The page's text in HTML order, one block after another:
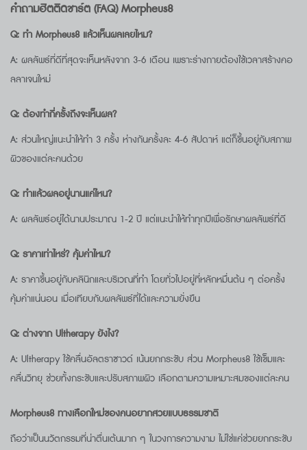
คำถามฮิตติดชาร์ต (FAQ) Morpheus8
Q: ทำ Morpheus8แล้วเห็นผลเลยไหม?
A: ผลลัพธ์ที่ดีที่สุดจะเห็นหลังจาก 3-6 เดือน เพราะร่างกายต้องใช้เวลาสร้างคอ
ลลาเจนใหม่
Q: ต้องทำกี่ครั้งถึงจะเห็นผล?
A: ส่วนใหญ่แนะนำให้ทำ 3 ครั้ง ห่างกันครั้งละ 4-6 สัปดาห์ แต่ก็ขึ้นอยู่กับสภาพ
ผิวของแต่ละคนด้วย
Q: ทำแล้วผลอยู่นานแค่ไหน?
A: ผลลัพธ์อยู่ได้นานประมาณ 1-2 ปี แต่แนะนำให้ทำทุกปีเพื่อรักษาผลลัพธ์ที่ดี
Q: ราคาเท่าไหร่? คุ้มค่าไหม?
A: ราคาขึ้นอยู่กับคลินิกและบริเวณที่ทำ โดยทั่วไปอยู่ที่หลักหมื่นต้น ๆ ต่อครั้ง
คุ้มค่าแน่นอน เมื่อเทียบกับผลลัพธ์ที่ได้และความยั่งยืน
Q: ต่างจาก Ultherapy ยังไง?
A: Ultherapy ใช้คลื่นอัลตราซาวด์ เน้นยกกระชับ ส่วน Morpheus8 ใช้เข็มและ
คลื่นวิทยุ ช่วยทั้งกระชับและปรับสภาพผิว เลือกตามความเหมาะสมของแต่ละคน
Morpheus8ทางเลือกใหม่ของคนอยากสวยแบบธรรมชาติ
ถือว่าเป็นนวัตกรรมที่น่าตื่นเต้นมาก ๆ ในวงการความงาม ไม่ใช่แค่ช่วยยกกระชับ